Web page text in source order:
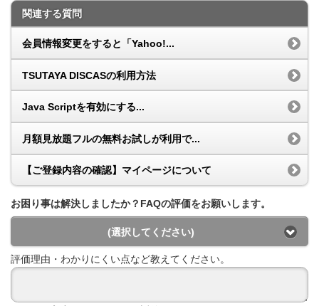
関連する質問
会員情報変更をすると「Yahoo!...
TSUTAYA DISCASの利用方法
Java Scriptを有効にする...
月額見放題フルの無料お試しが利用で...
【ご登録内容の確認】マイページについて
お困り事は解決しましたか？FAQの評価をお願いします。
(選択してください)
評価理由・わかりにくい点など教えてください。